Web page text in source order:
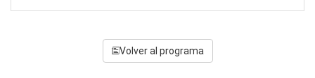
Volver al programa